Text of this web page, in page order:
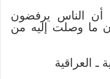
الناس يرفضون
ما وصلت إليه من
ـ العراقية